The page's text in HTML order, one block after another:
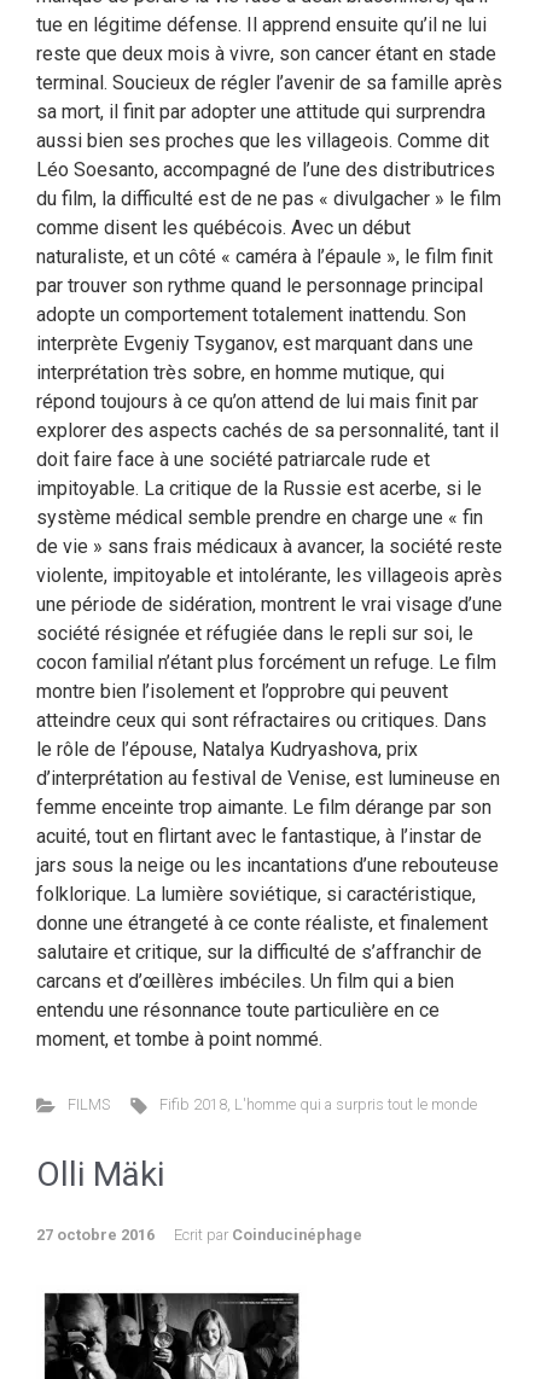
tue en légitime défense. Il apprend ensuite qu’il ne lui
reste que deux mois à vivre, son cancer étant en stade
terminal. Soucieux de régler l’avenir de sa famille après
sa mort, il finit par adopter une attitude qui surprendra
aussi bien ses proches que les villageois. Comme dit
Léo Soesanto, accompagné de l’une des distributrices
du film, la difficulté est de ne pas « divulgacher » le film
comme disent les québécois. Avec un début
naturaliste, et un côté « caméra à l’épaule », le film finit
par trouver son rythme quand le personnage principal
adopte un comportement totalement inattendu. Son
interprète Evgeniy Tsyganov, est marquant dans une
interprétation très sobre, en homme mutique, qui
répond toujours à ce qu’on attend de lui mais finit par
explorer des aspects cachés de sa personnalité, tant il
doit faire face à une société patriarcale rude et
impitoyable. La critique de la Russie est acerbe, si le
système médical semble prendre en charge une « fin
de vie » sans frais médicaux à avancer, la société reste
violente, impitoyable et intolérante, les villageois après
une période de sidération, montrent le vrai visage d’une
société résignée et réfugiée dans le repli sur soi, le
cocon familial n’étant plus forcément un refuge. Le film
montre bien l’isolement et l’opprobre qui peuvent
atteindre ceux qui sont réfractaires ou critiques. Dans
le rôle de l’épouse, Natalya Kudryashova, prix
d’interprétation au festival de Venise, est lumineuse en
femme enceinte trop aimante. Le film dérange par son
acuité, tout en flirtant avec le fantastique, à l’instar de
jars sous la neige ou les incantations d’une rebouteuse
folklorique. La lumière soviétique, si caractéristique,
donne une étrangeté à ce conte réaliste, et finalement
salutaire et critique, sur la difficulté de s’affranchir de
carcans et d’œillères imbéciles. Un film qui a bien
entendu une résonnance toute particulière en ce
moment, et tombe à point nommé.
FILMS Fifib 2018, L'homme qui a surpris tout le monde
Olli Mäki
27 octobre 2016 Ecrit par Coinducinéphage